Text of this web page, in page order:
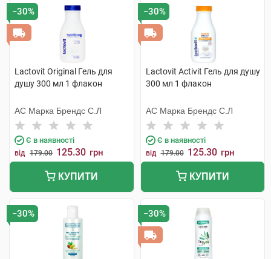
−30%
Lactovit Original Гель для
душу 300 мл 1 флакон
АС Марка Брендс С.Л
Є в наявності
від 179.00 125.30 грн
КУПИТИ
−30%
Lactovit Activit Гель для душу
300 мл 1 флакон
АС Марка Брендс С.Л
Є в наявності
від 179.00 125.30 грн
КУПИТИ
−30% −30%